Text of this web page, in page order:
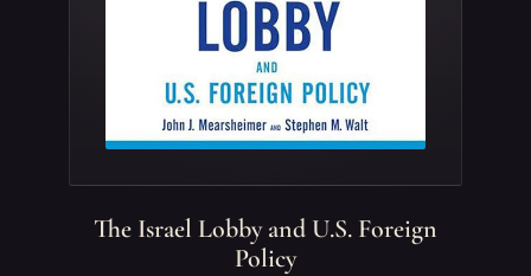
The Israel Lobby and U.S. Foreign
Policy